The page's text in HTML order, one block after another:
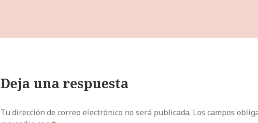
Deja una respuesta
Tu dirección de correo electrónico no será publicada. Los campos